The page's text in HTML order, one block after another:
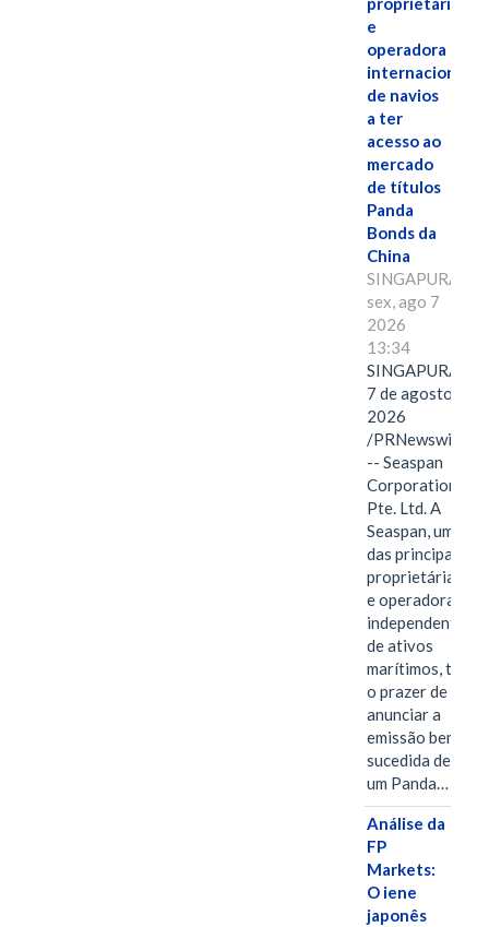
e
operadora
internacional
de navios
a ter
acesso ao
mercado
de títulos
Panda
Bonds da
China
SINGAPURA,
sex, ago 7
2026
13:34
SINGAPURA,
7 de agosto de
2026
/PRNewswire/
-- Seaspan
Corporation
Pte. Ltd. A
Seaspan, uma
das principais
proprietárias
e operadoras
independentes
de ativos
marítimos, tem
o prazer de
anunciar a
emissão bem-
sucedida de
um Panda…
Análise da
FP
Markets:
O iene
japonês